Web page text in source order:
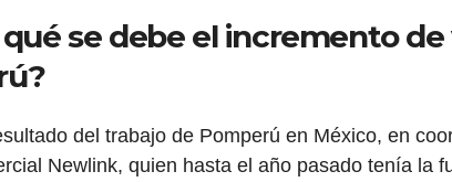
se debe el incremento
del trabajo de Pomperú en México, en
Newlink, quien hasta el año pasado tenía la